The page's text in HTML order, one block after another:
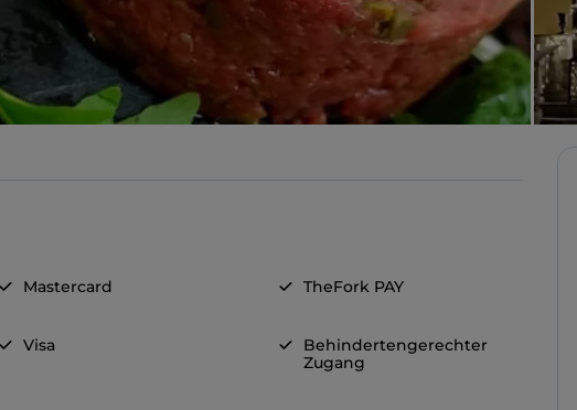
Mastercard TheFork PAY
Visa
Behindertengerechter
Zugang